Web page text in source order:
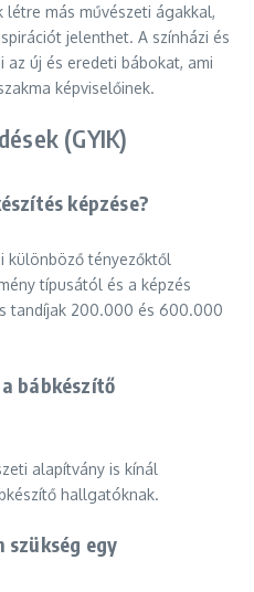
más művészeti ágakkal,
jelenthet. A színházi és
új és eredeti bábokat, ami
képviselőinek.
(GYIK)
képzése?
különböző tényezőktől
típusától és a képzés
tandíjak 200.000 és 600.000
bábkészítő
alapítvány is kínál
hallgatóknak.
szükség egy